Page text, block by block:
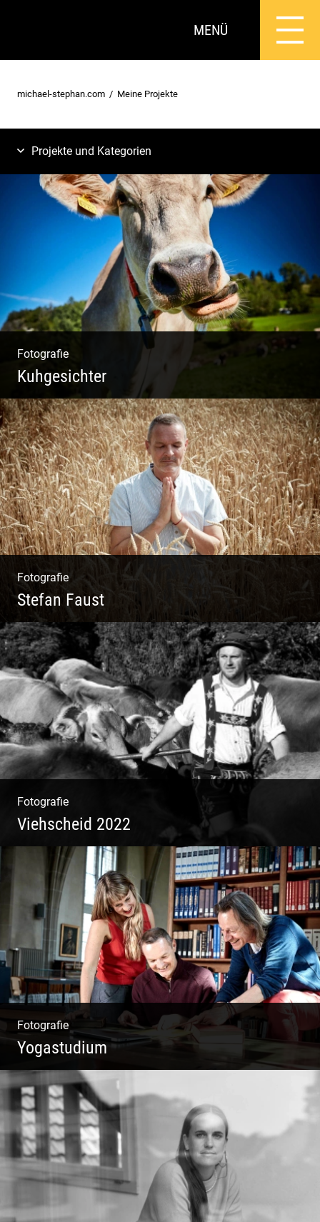
MENÜ
michael-stephan.com Meine Projekte
Projekte und Kategorien
Fotografie
Kuhgesichter
Kuhportraits
Fotografie
Stefan Faust
Yoga & Meditation
Fotografie
Viehscheid 2022
Fotografie
Yogastudium
Philosophie | Asana | Yogapraxis